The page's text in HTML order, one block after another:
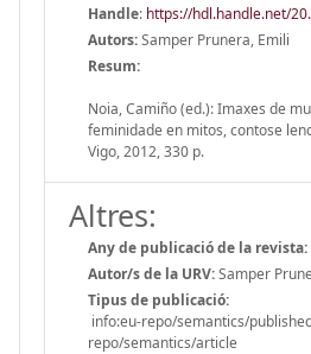
Handle: https://hdl.handle.net/
Autors:Samper Prunera, Emili
Resum:
Noia, Camiño (ed.): Imaxes de
feminidade en mitos, contose
Vigo, 2012, 330 p.
Altres:
Any de publicació de la revista:
Autor/s de la URV:Samper
Tipus de publicació:
info:eu-repo/semantics/
repo/semantics/article